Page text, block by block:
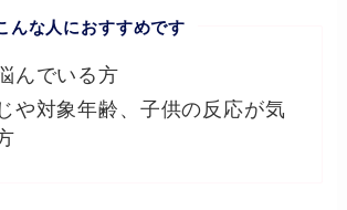
んな人におすすめです
んでいる方
や対象年齢、子供の反応が気